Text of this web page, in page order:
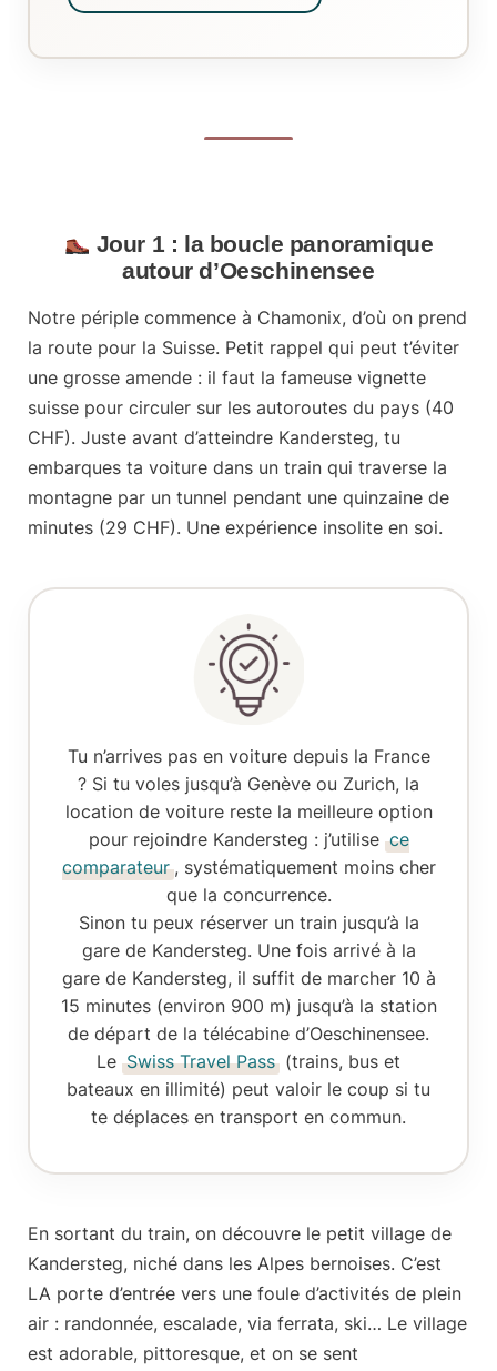
Jour 1 : la boucle panoramique
autour d’Oeschinensee
Notre périple commence à Chamonix, d’où on prend
la route pour la Suisse. Petit rappel qui peut t’éviter
une grosse amende : il faut la fameuse vignette
suisse pour circuler sur les autoroutes du pays (40
CHF). Juste avant d’atteindre Kandersteg, tu
embarques ta voiture dans un train qui traverse la
montagne par un tunnel pendant une quinzaine de
minutes (29 CHF). Une expérience insolite en soi.
Tu n’arrives pas en voiture depuis la France
? Si tu voles jusqu’à Genève ou Zurich, la
location de voiture reste la meilleure option
pour rejoindre Kandersteg : j’utilise ce
comparateur , systématiquement moins cher
que la concurrence.
Sinon tu peux réserverun trainjusqu’à la
gare de Kandersteg. Une fois arrivé à la
gare de Kandersteg, il suffit de marcher 10 à
15 minutes (environ 900 m) jusqu’à la station
de départ de la télécabine d’Oeschinensee.
Le Swiss Travel Pass (trains, bus et
bateaux en illimité) peut valoir le coup si tu
te déplaces en transport en commun.
En sortant du train, on découvre le petit village de
Kandersteg, niché dans les Alpes bernoises. C’est
LA porte d’entrée vers une foule d’activités de plein
air : randonnée, escalade, via ferrata, ski… Le village
est adorable, pittoresque, et on se sent